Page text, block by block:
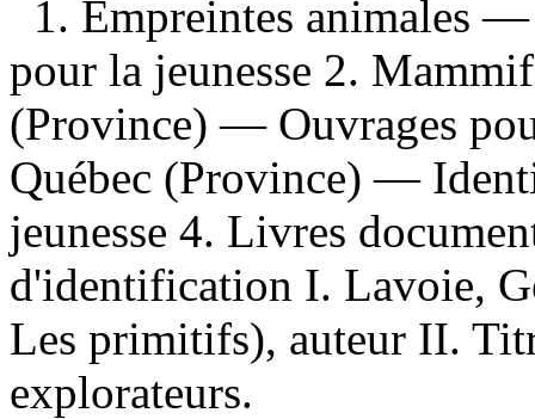
1. Empreintes animales
pour la jeunesse 2.
(Province) — Ouvrages
Québec (Province) —
jeunesse 4. Livres
d'identification I. Lavoie,
Les primitifs), auteur II.
explorateurs.